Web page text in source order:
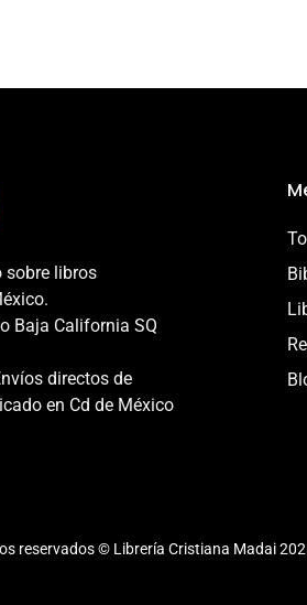
sobre libros
Baja California SQ
directos de
en Cd de México
reservados © Librería Cristiana Madai